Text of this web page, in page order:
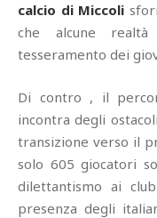
calcio di Miccoli
che alcune
tesseramento dei
Di contro , il
incontra degli
transizione verso il
solo 605 giocatori
dilettantismo ai
presenza degli